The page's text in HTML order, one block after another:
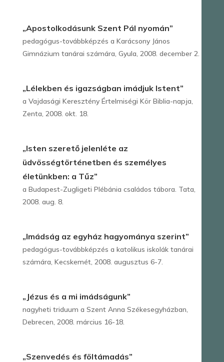
„Apostolkodásunk Szent Pál nyomán”
pedagógus-továbbképzés a Karácsony János
Gimnázium tanárai számára, Gyula, 2008. december 2.
„Lélekben és igazságban imádjuk Istent”
a Vajdasági Keresztény Értelmiségi Kör Biblia-napja,
Zenta, 2008. okt. 18.
„Isten szerető jelenléte az
üdvösségtörténetben és személyes
életünkben: a Tűz”
a Budapest-Zugligeti Plébánia családos tábora. Tata,
2008. aug. 8.
„Imádság az egyház hagyománya szerint”
pedagógus-továbbképzés a katolikus iskolák tanárai
számára, Kecskemét, 2008. augusztus 6-7.
„Jézus és a mi imádságunk”
nagyheti triduum a Szent Anna Székesegyházban,
Debrecen, 2008. március 16-18.
„Szenvedés és föltámadás”